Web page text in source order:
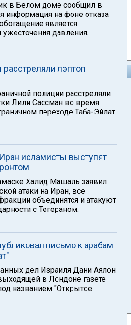
в Белом доме сообщил в
информация на фоне отказа
является
давления.
расстреляли лэптоп
полиции расстреляли
Лили Сассман во время
переходе Таба-Эйлат
исламисты выступят
Халид Машаль заявил
атаки на Иран, все
объединятся и атакуют
с Тегераном.
письмо к арабам
дел Израиля Дани Аялон
в Лондоне газете
названием "Открытое